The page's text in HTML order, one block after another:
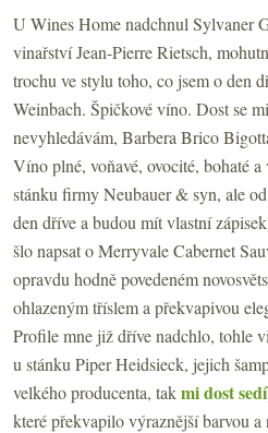
U Wines Home nadchnul Sylvaner
vinařství Jean-Pierre Rietsch,
trochu ve stylu toho, co jsem o den
Weinbach. Špičkové víno. Dost se
nevyhledávám, Barbera Brico
Víno plné, voňavé, ovocité, bohaté
stánku firmy Neubauer & syn, ale
den dříve a budou mít vlastní
šlo napsat o Merryvale Cabernet
opravdu hodně povedeném
ohlazeným tříslem a překvapivou
Profile mne již dříve nadchlo, tohle
u stánku Piper Heidsieck, jejich
velkého producenta, takmi dost sedí
které překvapilo výraznější barvou